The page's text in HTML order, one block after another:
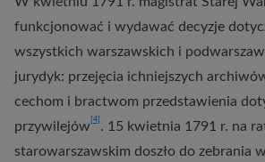
funkcjonować i wydawać decyzje
wszystkich warszawskich i
jurydyk: przejęcia ichniejszych
cechom i bractwom przedstawienia
przywilejów [4] . 15 kwietnia 1791 r. na
starowarszawskim doszło do zebrania